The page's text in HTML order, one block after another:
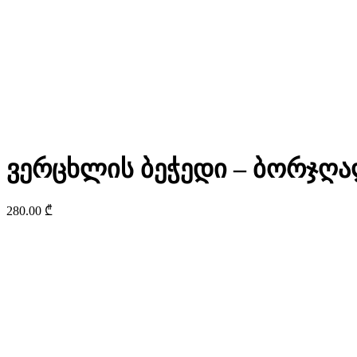
ვერცხლის ბეჭედი –
280.00 ₾